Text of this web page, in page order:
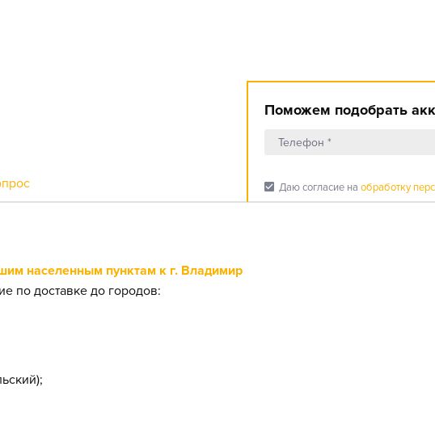
Поможем подобрать
check_box Даю согласие на обработку
населенным пунктам к г. Владимир
по доставке до городов: